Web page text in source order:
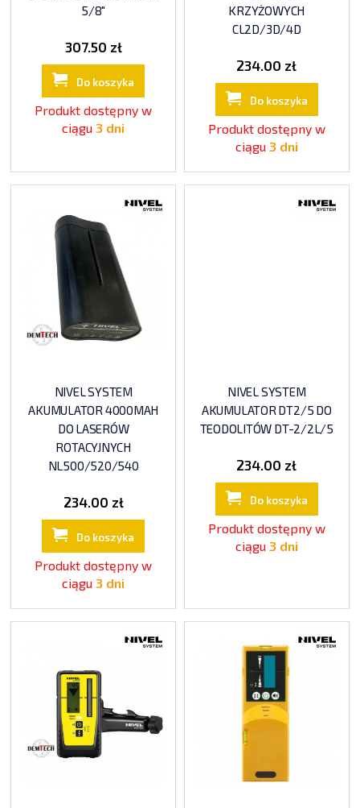
5/8"
307.50 zł
Do koszyka
Produkt dostępny w
ciągu3 dni
KRZYŻOWYCH
CL2D/3D/4D
234.00 zł
Do koszyka
Produkt dostępny w
ciągu 3 dni
NIVEL SYSTEM
AKUMULATOR 4000MAH
DO LASERÓW
ROTACYJNYCH
NL500/520/540
234.00 zł
Do koszyka
Produkt dostępny w
ciągu3 dni
NIVEL SYSTEM
AKUMULATOR DT2/5 DO
TEODOLITÓW DT-2/2L/5
234.00 zł
Do koszyka
Produkt dostępny w
ciągu 3 dni